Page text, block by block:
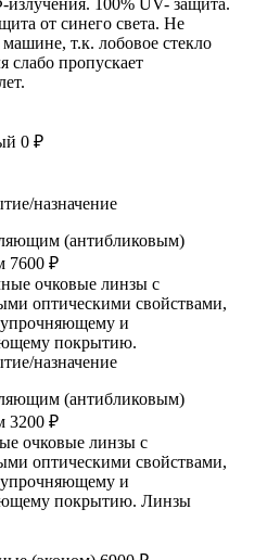
100% UV- защита.
от синего света. Не
т.к. лобовое стекло
слабо пропускает
0 ₽
назначение
(антибликовым)
7600 ₽
очковые линзы с
оптическими свойствами,
упрочняющему и
покрытию.
назначение
(антибликовым)
3200 ₽
очковые линзы с
оптическими свойствами,
упрочняющему и
покрытию. Линзы